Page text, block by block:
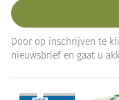
Door op inschrijven te
nieuwsbrief en gaat u